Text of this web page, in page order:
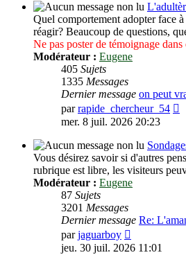
Quel comportement adopter face
réagir? Beaucoup de questions,
Ne pas poster de témoignage
Modérateur : Eugene
405 Sujets
1335 Messages
Dernier message on peut
parrapide_chercheur_54
mer. 8 juil. 2026 20:23
Vous désirez savoir si d'autres
rubrique est libre, les visiteurs
Modérateur : Eugene
87 Sujets
3201 Messages
Dernier message Re:
parjaguarboy
le
jeu. 30 juil. 2026 11:01